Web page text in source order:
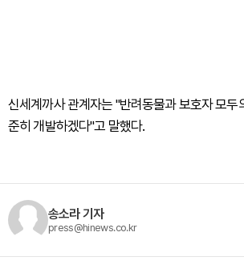
신세계까사 관계자는 "반려동물과 보호자 모두
준히 개발하겠다"고 말했다.
송소라 기자
press@hinews.co.kr